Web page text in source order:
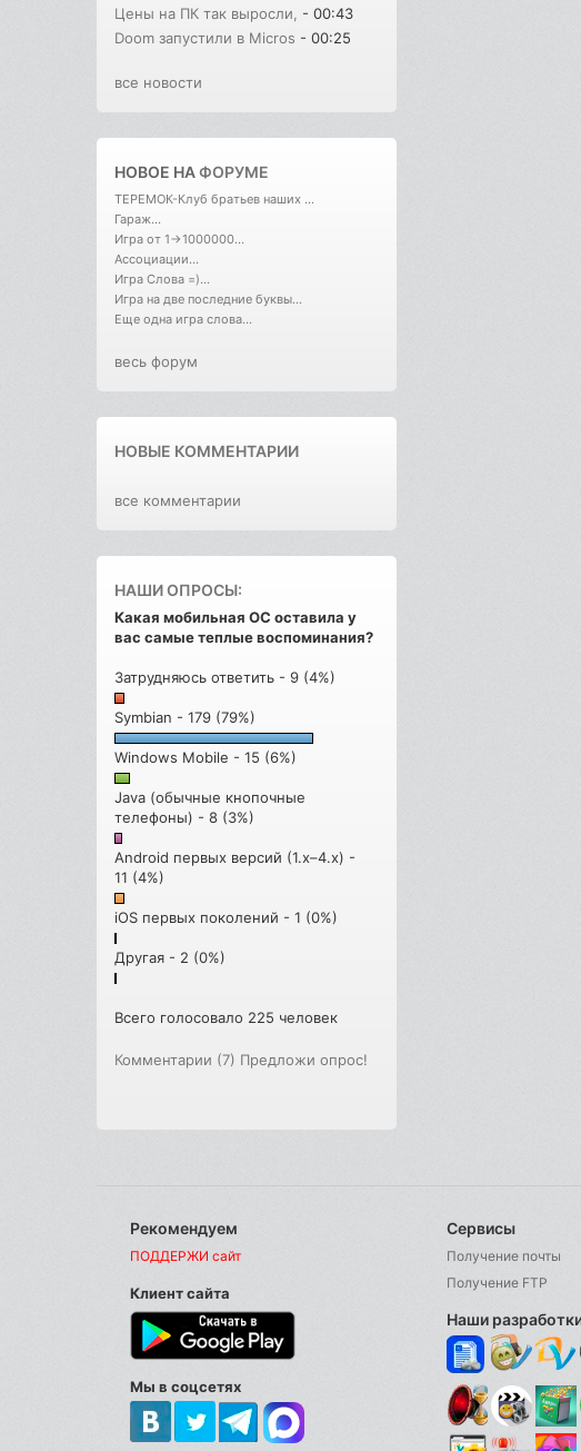
Цены на ПК так выросли, - 00:43
Doom запустили в Micros - 00:25
все новости
НОВОЕ НАФОРУМЕ
ТЕРЕМОК-Клуб братьев наших ...
Гараж...
Игра от 1->1000000...
Ассоциации...
Игра Слова =)...
Игра на две последние буквы...
Еще одна игра слова...
весь форум
НОВЫЕ КОММЕНТАРИИ
все комментарии
НАШИ ОПРОСЫ:
Какая мобильная ОС оставила у
вас самые теплые воспоминания?
Затрудняюсь ответить - 9 (4%)
Symbian - 179 (79%)
Windows Mobile - 15 (6%)
Java (обычные кнопочные
телефоны) - 8 (3%)
Android первых версий (1.x–4.x) -
11 (4%)
iOS первых поколений - 1 (0%)
Другая - 2 (0%)
Всего голосовало 225 человек
Комментарии (7) Предложи опрос!
Рекомендуем
ПОДДЕРЖИ сайт
Клиент сайта
Мы в соцсетях
Сервисы
Получение почты
Получение FTP
Наши